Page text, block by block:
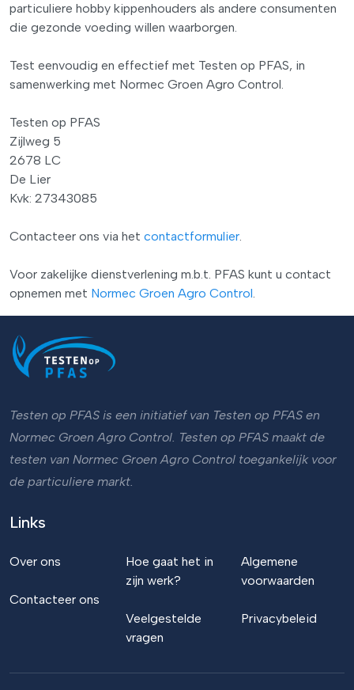
particuliere hobby kippenhouders als andere consumenten
die gezonde voeding willen waarborgen.
Test eenvoudig en effectief met Testen op PFAS, in
samenwerking met Normec Groen Agro Control.
Testen op PFAS
Zijlweg 5
2678 LC
De Lier
Kvk: 27343085
Contacteer ons via het contactformulier.
Voor zakelijke dienstverlening m.b.t. PFAS kunt u contact
opnemen met Normec Groen Agro Control.
Testen op PFAS is een initiatief van Testen op PFAS en
Normec Groen Agro Control. Testen op PFAS maakt de
testen van Normec Groen Agro Control toegankelijk voor
de particuliere markt.
Links
Over ons
Contacteer ons
Hoe gaat het in
zijn werk?
Veelgestelde
vragen
Algemene
voorwaarden
Privacybeleid